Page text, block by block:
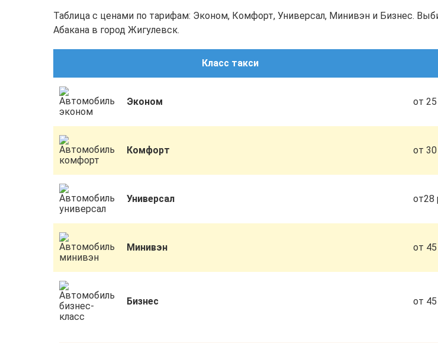
Таблица с ценами по тарифам: Эконом, Комфорт, Универсал, Минивэн и Бизнес.
Абакана в город Жигулевск.
Класс такси
Эконом от
Комфорт от
Универсал от28
Минивэн от
Бизнес от